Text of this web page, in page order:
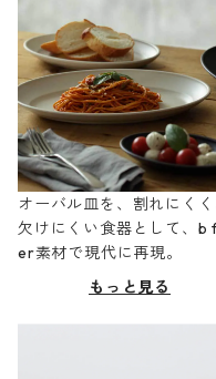
オーバル皿を、割れにくく
欠けにくい食器として、b
er素材で現代に再現。
もっと見る